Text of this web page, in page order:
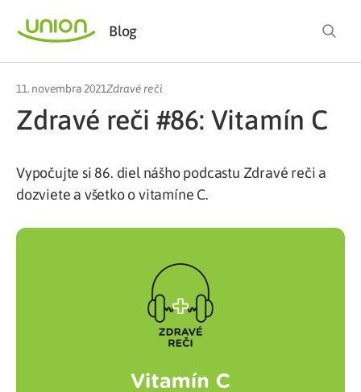
Blog
11. novembra 2021Zdravé reči
Zdravé reči #86: Vitamín C
Vypočujte si 86. diel nášho podcastu Zdravé reči a
dozviete a všetko o vitamíne C.